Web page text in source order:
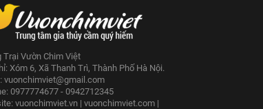
Trại Vườn Chim Việt
Xóm 6, Xã Thanh Trì, Thành Phố Hà Nội.
vuonchimviet@gmail.com
0977774677 - 0942712345
vuonchimviet.vn| vuonchimviet.com|